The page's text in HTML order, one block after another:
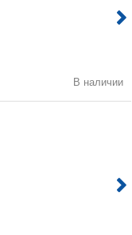
В наличии